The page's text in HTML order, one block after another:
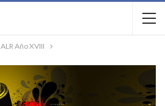
ALR Año XVIII